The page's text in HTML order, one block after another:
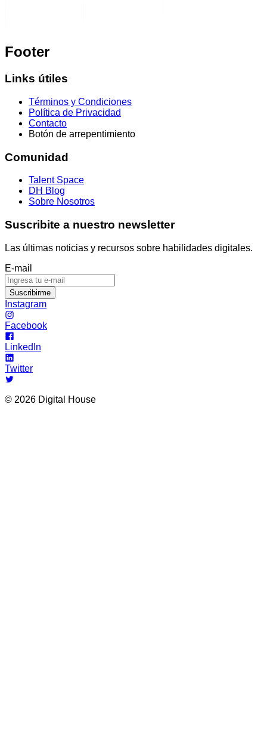
Footer
Links útiles
Términos y Condiciones
Política de Privacidad
Contacto
Botón de arrepentimiento
Comunidad
Talent Space
DH Blog
Sobre Nosotros
Suscribite a nuestro newsletter
Las últimas noticias y recursos sobre habilidades digitales.
E-mail
Suscribirme
Instagram
Facebook
LinkedIn
Twitter
© 2026 Digital House